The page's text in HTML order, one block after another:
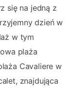
się na jedną z
dzień w
w tym
plaża
Cavaliere w
znajdująca